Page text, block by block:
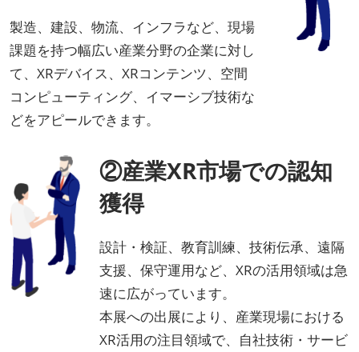
製造、建設、物流、インフラなど、現場
課題を持つ幅広い産業分野の企業に対し
て、XRデバイス、XRコンテンツ、空間
コンピューティング、イマーシブ技術な
どをアピールできます。
②産業XR市場での認知
獲得
設計・検証、教育訓練、技術伝承、遠隔
支援、保守運用など、XRの活用領域は急
速に広がっています。
本展への出展により、産業現場における
XR活用の注目領域で、自社技術・サービ